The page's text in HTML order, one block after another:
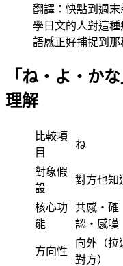
翻譯：快點到週
學日文的人對這
語感正好捕捉到那
「ね・よ・か
理解
比較項
目
ね
對象假
設
對方也知
核心功
能
共感・確
認・感嘆
方向性
向外（拉
對方）